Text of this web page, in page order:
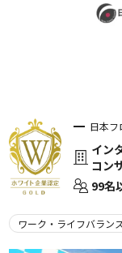
日本フ
イン
コン
99名
ワーク・ライフバランス